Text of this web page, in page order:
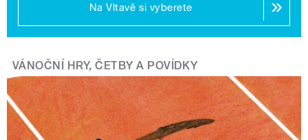
premiéru 20dílnou četbu bestselleru Percy Jackson –
Zloděj blesku, prvního zahraničního titulu ve vysílání
Regionální vysílání: slavné osobnosti i
šlechtické Vánoce
Na Vltavě si vyberete
VÁNOČNÍ HRY, ČETBY A POVÍDKY